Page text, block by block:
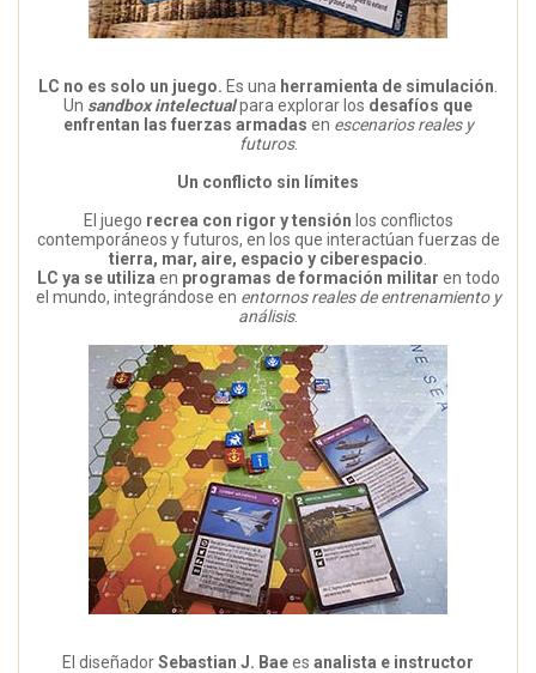
LC no es solo un juego. Es una herramienta de simulación.
Un sandbox intelectualpara explorar los desafíos que
enfrentan las fuerzas armadas en escenarios reales y
futuros.
Un conflicto sin límites
El juego recrea con rigor y tensión los conflictos
contemporáneos y futuros, en los que interactúan fuerzas de
tierra, mar, aire, espacio y ciberespacio.
LC ya se utiliza en programas de formación militar en todo
el mundo, integrándose en entornos reales de entrenamiento y
análisis.
El diseñadorSebastian J. Baees analista e instructor